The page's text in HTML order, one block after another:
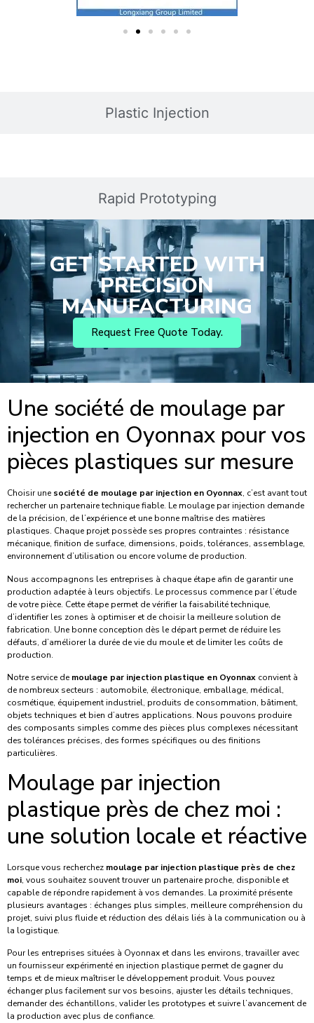
Plastic Injection
Rapid Prototyping
GET STARTED WITH
PRECISION
MANUFACTURING
Request Free Quote Today.
Une société de moulage par
injection en Oyonnax pour vos
pièces plastiques sur mesure
Choisir une société de moulage par injection en Oyonnax, c’est avant tout
rechercher un partenaire technique fiable. Le moulage par injection demande
de la précision, de l’expérience et une bonne maîtrise des matières
plastiques. Chaque projet possède ses propres contraintes : résistance
mécanique, finition de surface, dimensions, poids, tolérances, assemblage,
environnement d’utilisation ou encore volume de production.
Nous accompagnons les entreprises à chaque étape afin de garantir une
production adaptée à leurs objectifs. Le processus commence par l’étude
de votre pièce. Cette étape permet de vérifier la faisabilité technique,
d’identifier les zones à optimiser et de choisir la meilleure solution de
fabrication. Une bonne conception dès le départ permet de réduire les
défauts, d’améliorer la durée de vie du moule et de limiter les coûts de
production.
Notre service de moulage par injection plastique en Oyonnax convient à
de nombreux secteurs : automobile, électronique, emballage, médical,
cosmétique, équipement industriel, produits de consommation, bâtiment,
objets techniques et bien d’autres applications. Nous pouvons produire
des composants simples comme des pièces plus complexes nécessitant
des tolérances précises, des formes spécifiques ou des finitions
particulières.
Moulage par injection
plastique près de chez moi :
une solution locale et réactive
Lorsque vous recherchez moulage par injection plastique près de chez
moi, vous souhaitez souvent trouver un partenaire proche, disponible et
capable de répondre rapidement à vos demandes. La proximité présente
plusieurs avantages : échanges plus simples, meilleure compréhension du
projet, suivi plus fluide et réduction des délais liés à la communication ou à
la logistique.
Pour les entreprises situées à Oyonnax et dans les environs, travailler avec
un fournisseur expérimenté en injection plastique permet de gagner du
temps et de mieux maîtriser le développement produit. Vous pouvez
échanger plus facilement sur vos besoins, ajuster les détails techniques,
demander des échantillons, valider les prototypes et suivre l’avancement de
la production avec plus de confiance.